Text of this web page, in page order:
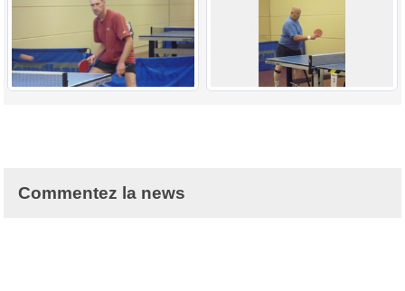
Commentez la news